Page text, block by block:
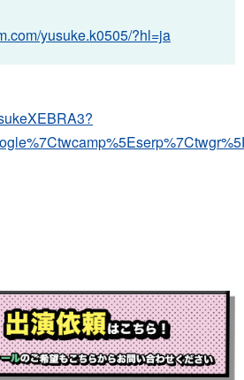
yusuke.k0505/?hl=ja